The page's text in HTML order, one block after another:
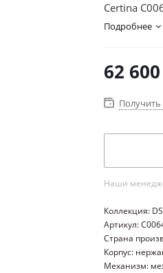
Certina
Подробнее
62 600
Получить
Наши
Коллекция:
Артикул:
Страна
Корпус:
Механизм: